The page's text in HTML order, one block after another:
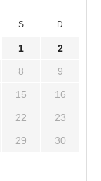
S D
1 2
8 9
15 16
22 23
29 30